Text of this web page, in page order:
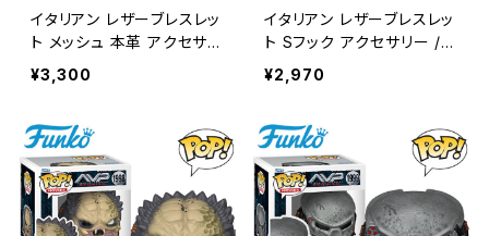
イタリアン レザーブレスレッ
ト メッシュ 本革 アクセサリ
ー / ITALY LEATHER BRA
CELET【G152】
¥3,300
イタリアン レザーブレスレッ
ト Sフック アクセサリー / I
TALY LEATHER BRACELE
T【G151】
¥2,970